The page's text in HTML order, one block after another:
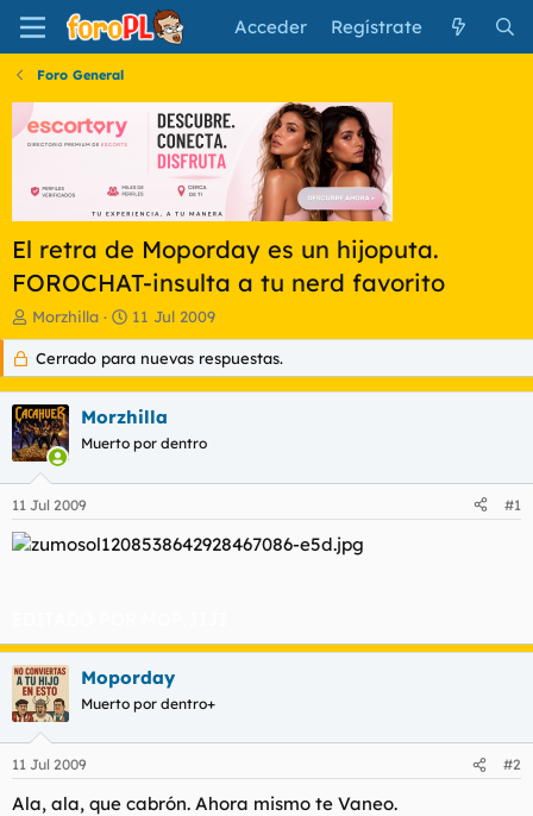
Acceder Regístrate
Foro General
El retra de Moporday es un hijoputa.
FOROCHAT-insulta a tu nerd favorito
I
n
c
i
a
d
o
r
d
l
Morzhilla
F
e
c
h
d
e
n
i
11 Jul 2009
Cerrado para nuevas respuestas.
Morzhilla
Muerto por dentro
11 Jul 2009 #1
Moporday
Muerto por dentro+
11 Jul 2009 #2
Ala, ala, que cabrón. Ahora mismo te Vaneo.